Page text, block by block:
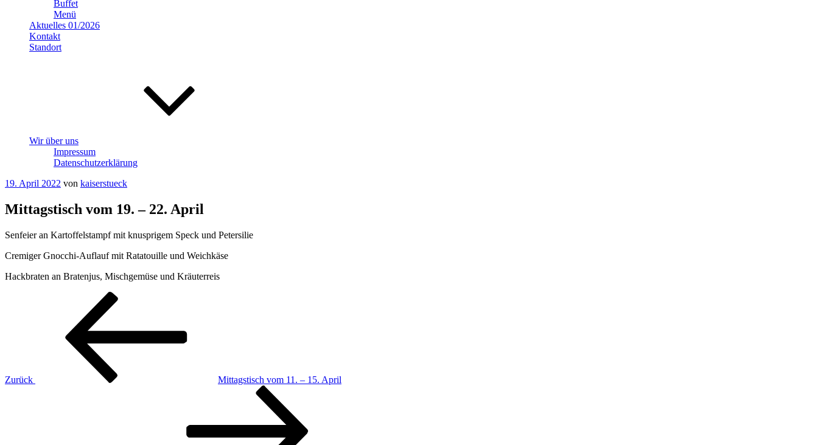
Buffet
Menü
Aktuelles 01/2026
Kontakt
Standort
Wir über uns
Impressum
Datenschutzerklärung
Veröffentlicht
19. April 2022 von kaiserstueck
Mittagstisch vom 19. – 22. April
Senfeier an Kartoffelstampf mit knusprigem Speck und Petersilie
Cremiger Gnocchi-Auflauf mit Ratatouille und Weichkäse
Hackbraten an Bratenjus, Mischgemüse und Kräuterreis
Beitragsnavigation
Zurück
Mittagstisch vom 11. – 15. April